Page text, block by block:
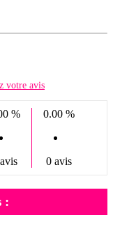
votre avis
% 0.00 %
0 avis
: